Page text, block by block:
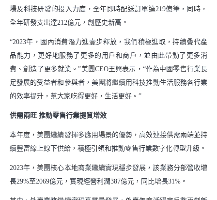
湧現新職業
助力市場繁榮
支持小商戶發展
中華老字號服務包
推動綠色消費
支持鄉村振興
算法公開
闢謠公告
場及科技研發的投入力度，全年即時配送訂單達219億筆，同時，
全年研發支出達212億元，創歷史新高。
“2023年，國內消費潛力進壹步釋放，我們積極進取，持續叠代產
品能力，更好地服務了更多的用戶和商戶，並由此帶動了更多消
費、創造了更多就業。”美團CEO王興表示，“作為中國零售行業長
足發展的受益者和參與者，美團將繼續用科技推動生活服務各行業
的效率提升，幫大家吃得更好，生活更好。”
供需兩旺 推動零售行業提質增效
本年度，美團繼續發揮多應用場景的優勢，高效連接供需兩端並持
續豐富線上線下供給，積極引領和推動零售行業數字化轉型升級。
2023年，美團核心本地商業繼續實現穩步發展，該業務分部營收增
長29%至2069億元，實現經營利潤387億元，同比增長31%。